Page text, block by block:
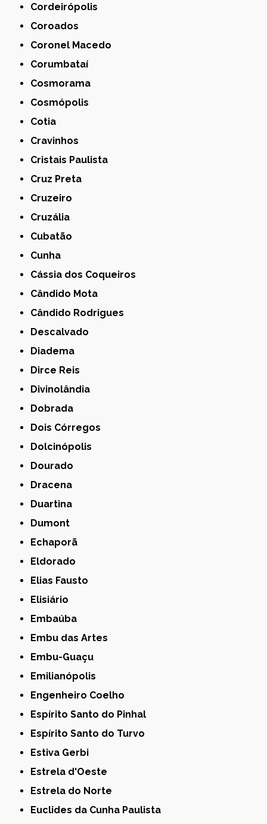
Cordeirópolis
Coroados
Coronel Macedo
Corumbataí
Cosmorama
Cosmópolis
Cotia
Cravinhos
Cristais Paulista
Cruz Preta
Cruzeiro
Cruzália
Cubatão
Cunha
Cássia dos Coqueiros
Cândido Mota
Cândido Rodrigues
Descalvado
Diadema
Dirce Reis
Divinolândia
Dobrada
Dois Córregos
Dolcinópolis
Dourado
Dracena
Duartina
Dumont
Echaporã
Eldorado
Elias Fausto
Elisiário
Embaúba
Embu das Artes
Embu-Guaçu
Emilianópolis
Engenheiro Coelho
Espírito Santo do Pinhal
Espírito Santo do Turvo
Estiva Gerbi
Estrela d'Oeste
Estrela do Norte
Euclides da Cunha Paulista